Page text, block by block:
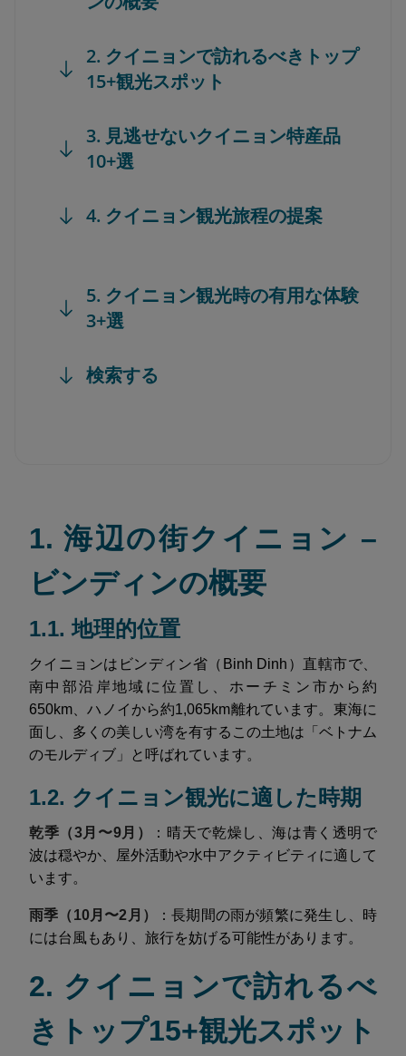
2. クイニョンで訪れるべきトップ
15+観光スポット
3. 見逃せないクイニョン特産品
10+選
4. クイニョン観光旅程の提案
5. クイニョン観光時の有用な体験
3+選
検索する
1. 海辺の街クイニョン –
ビンディンの概要
1.1. 地理的位置
クイニョンはビンディン省（Binh Dinh）直轄市で、
南中部沿岸地域に位置し、ホーチミン市から約
650km、ハノイから約1,065km離れています。東海に
面し、多くの美しい湾を有するこの土地は「ベトナム
のモルディブ」と呼ばれています。
1.2. クイニョン観光に適した時期
乾季（3月〜9月）
：晴天で乾燥し、海は青く透明で
波は穏やか、屋外活動や水中アクティビティに適して
います。
雨季（10月〜2月）
：長期間の雨が頻繁に発生し、時
には台風もあり、旅行を妨げる可能性があります。
2. クイニョンで訪れるべ
きトップ15+観光スポット